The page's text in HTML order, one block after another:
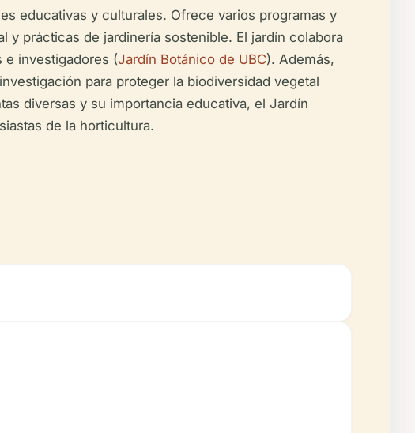
educativas y culturales. Ofrece varios programas y
prácticas de jardinería sostenible. El jardín colabora
e investigadores (Jardín Botánico de UBC). Además,
para proteger la biodiversidad vegetal
diversas y su importancia educativa, el Jardín
de la horticultura.